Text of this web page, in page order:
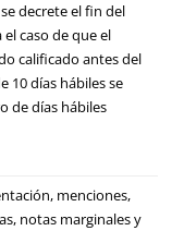
decrete el fin del
caso de que el
calificado antes del
10 días hábiles se
de días hábiles
menciones,
notas marginales y